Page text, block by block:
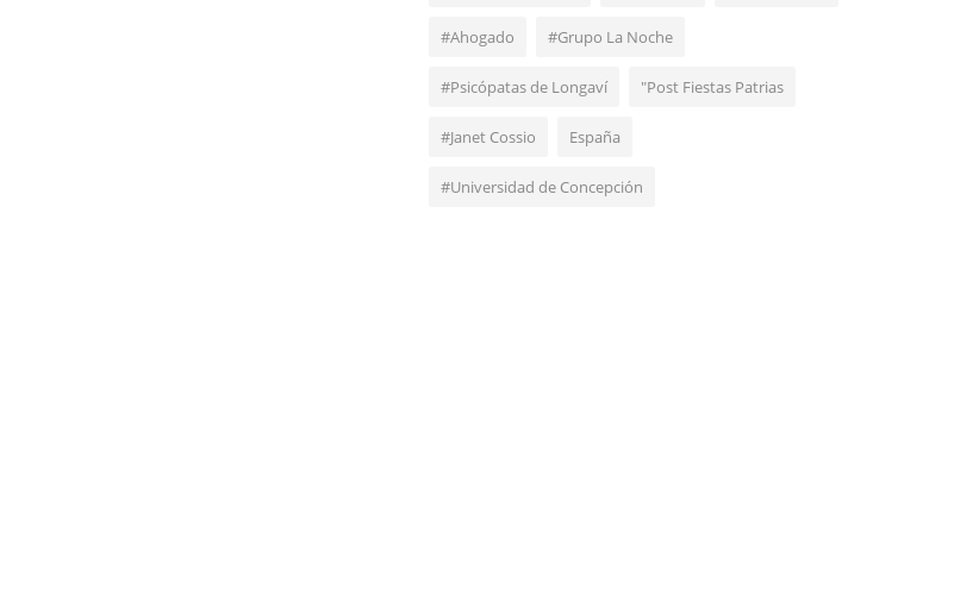
#Ahogado #Grupo La Noche
#Psicópatas de Longaví "Post Fiestas Patrias
#Janet Cossio España
#Universidad de Concepción